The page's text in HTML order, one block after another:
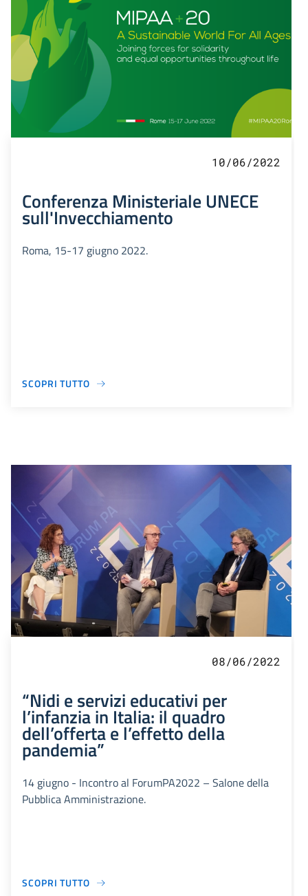
10/06/2022
Conferenza Ministeriale UNECE
sull'Invecchiamento
Roma, 15-17 giugno 2022.
SCOPRI TUTTO
08/06/2022
“Nidi e servizi educativi per
l’infanzia in Italia: il quadro
dell’offerta e l’effetto della
pandemia”
14 giugno - Incontro al ForumPA2022 – Salone della
Pubblica Amministrazione.
SCOPRI TUTTO